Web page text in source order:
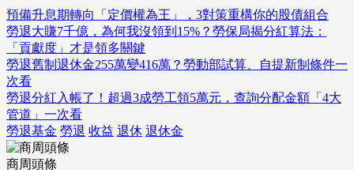
預備升息期轉向「定價權為王」，3對策重構你的股債組合
勞退大賺7千億，為何我沒領到15%？勞保局揭分紅算法：
「貢獻度」才是領多關鍵
勞退舊制退休金255萬變416萬？勞動部試算、自提新制條件一
次看
勞退分紅入帳了！超過3成勞工領5萬元，查詢分配金額「4大
管道」一次看
勞退基金 勞退 收益 退休 退休金
商周頭條